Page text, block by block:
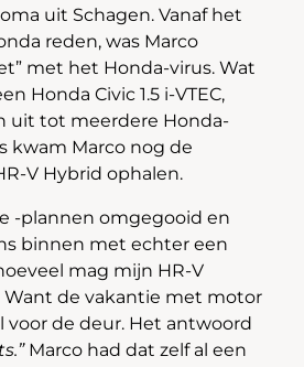
uit Schagen. Vanaf het
reden, was Marco
met het Honda-virus. Wat
Honda Civic 1.5 i-VTEC,
uit tot meerdere Honda-
kwam Marco nog de
V Hybrid ophalen.
-plannen omgegooid en
binnen met echter een
mag mijn HR-V
de vakantie met motor
voor de deur. Het antwoord
Marco had dat zelf al een